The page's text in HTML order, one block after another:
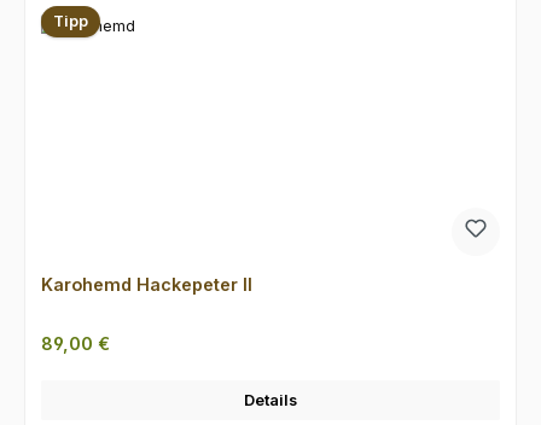
Tipp
Karohemd Hackepeter II
Regulärer Preis:
89,00 €
Details